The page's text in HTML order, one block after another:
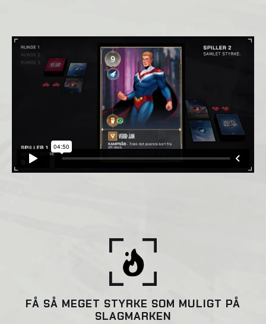
FÅ SÅ MEGET STYRKE SOM MULIGT PÅ
SLAGMARKEN